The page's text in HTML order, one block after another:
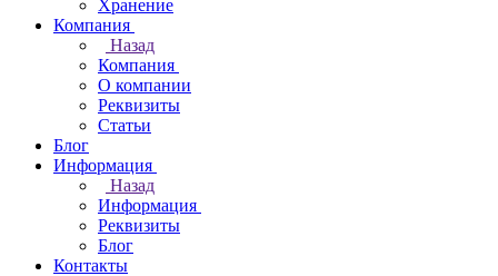
Хранение
Компания
Назад
Компания
О компании
Реквизиты
Статьи
Блог
Информация
Назад
Информация
Реквизиты
Блог
Контакты